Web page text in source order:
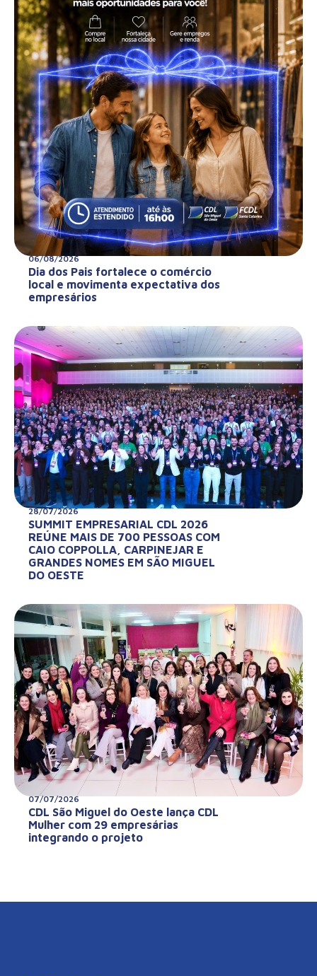
06/08/2026
Dia dos Pais fortalece o comércio
local e movimenta expectativa dos
empresários
28/07/2026
SUMMIT EMPRESARIAL CDL 2026
REÚNE MAIS DE 700 PESSOAS COM
CAIO COPPOLLA, CARPINEJAR E
GRANDES NOMES EM SÃO MIGUEL
DO OESTE
07/07/2026
CDL São Miguel do Oeste lança CDL
Mulher com 29 empresárias
integrando o projeto